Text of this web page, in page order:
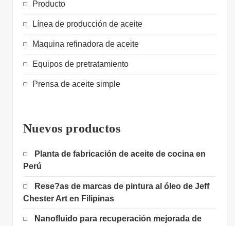
Producto
Línea de producción de aceite
Maquina refinadora de aceite
Equipos de pretratamiento
Prensa de aceite simple
Nuevos productos
Planta de fabricación de aceite de cocina en
Perú
Rese?as de marcas de pintura al óleo de Jeff
Chester Art en Filipinas
Nanofluido para recuperación mejorada de